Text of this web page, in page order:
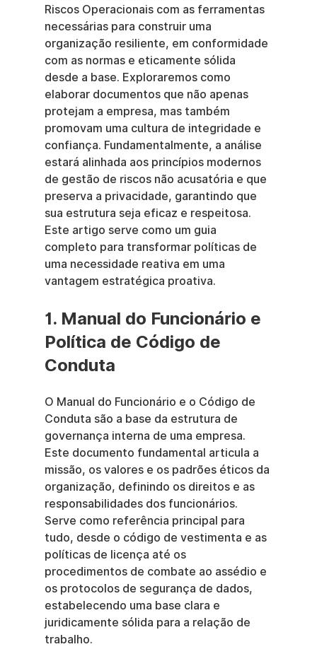
Riscos Operacionais com as ferramentas
necessárias para construir uma
organização resiliente, em conformidade
com as normas e eticamente sólida
desde a base. Exploraremos como
elaborar documentos que não apenas
protejam a empresa, mas também
promovam uma cultura de integridade e
confiança. Fundamentalmente, a análise
estará alinhada aos princípios modernos
de gestão de riscos não acusatória e que
preserva a privacidade, garantindo que
sua estrutura seja eficaz e respeitosa.
Este artigo serve como um guia
completo para transformar políticas de
uma necessidade reativa em uma
vantagem estratégica proativa.
1. Manual do Funcionário e
Política de Código de
Conduta
O Manual do Funcionário e o Código de
Conduta são a base da estrutura de
governança interna de uma empresa.
Este documento fundamental articula a
missão, os valores e os padrões éticos da
organização, definindo os direitos e as
responsabilidades dos funcionários.
Serve como referência principal para
tudo, desde o código de vestimenta e as
políticas de licença até os
procedimentos de combate ao assédio e
os protocolos de segurança de dados,
estabelecendo uma base clara e
juridicamente sólida para a relação de
trabalho.